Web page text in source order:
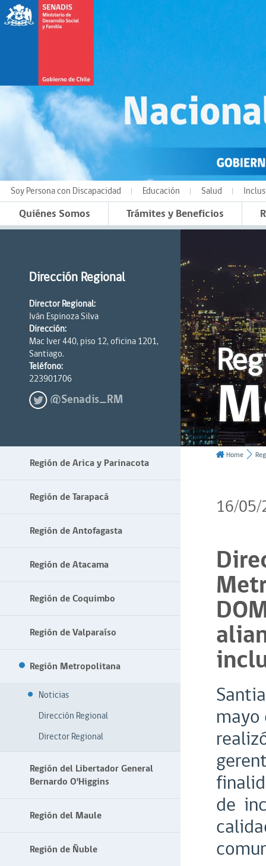
Soy Persona con Discapacidad Educación Salud
Quiénes Somos Trámites y Beneficios
Dirección Regional
Director Regional:
Iván Espinoza Silva
Dirección:
Mac Iver 440, piso 12, oficina 1201,
Santiago.
Teléfono:
223901706
@Senadis_RM
Región de Arica y Parinacota
Región de Tarapacá
Región de Antofagasta
Región de Atacama
Región de Coquimbo
Región de Valparaíso
Región Metropolitana
Noticias
Dirección Regional
Director Regional
Región del Libertador General
Bernardo O'Higgins
Región del Maule
Región de Ñuble
Home
16/
mayo
de